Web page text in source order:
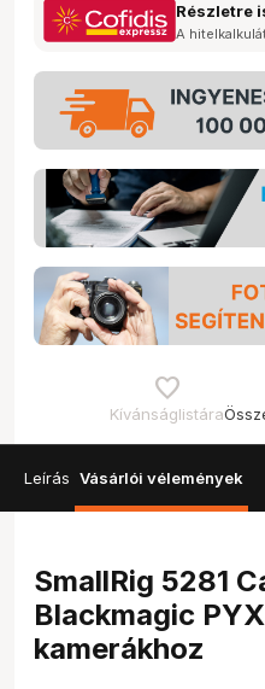
Részletre
A
Kívánságlistára
Leírás Vásárlói vélemények
SmallRig 5281
Blackmagic
kamerákhoz